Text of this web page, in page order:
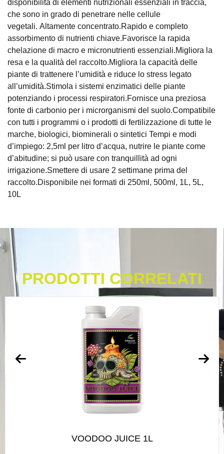
disponibilità di elementi nutrizionali essenziali in traccia,
che sono in grado di penetrare nelle cellule
vegetali. Altamente concentrato.Rapido e completo
assorbimento di nutrienti chiave.Favorisce la rapida
chelazione di macro e micronutrienti essenziali.Migliora la
resa e la qualità del raccolto.Migliora la capacità delle
piante di trattenere l’umidità e riduce lo stress legato
all’umidità.Stimola i sistemi enzimatici delle piante
potenziando i processi respiratori.Fornisce una preziosa
fonte di carbonio per i microrganismi del suolo.Compatibile
con tutti i programmi o i prodotti di fertilizzazione di tutte le
marche, biologici, biominerali o sintetici Tempi e modi
d’impiego: 2,5ml per litro d’acqua, nutrire le piante come
d’abitudine; si può usare con tranquillità ad ogni
irrigazione.Smettere di usare 2 settimane prima del
raccolto.Disponibile nei formati di 250ml, 500ml, 1L, 5L,
10L
PRODOTTI CORRELATI
VOODOO JUICE 1L